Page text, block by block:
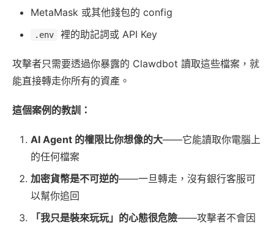
MetaMask 或其他錢包的 config
.env 裡的助記詞或 API Key
攻擊者只需要透過你暴露的 Clawdbot 讀取這些檔案，就
能直接轉走你所有的資產。
這個案例的教訓：
AI Agent 的權限比你想像的大——它能讀取你電腦上
的任何檔案
加密貨幣是不可逆的——一旦轉走，沒有銀行客服可
以幫你追回
「我只是裝來玩玩」的心態很危險——攻擊者不會因